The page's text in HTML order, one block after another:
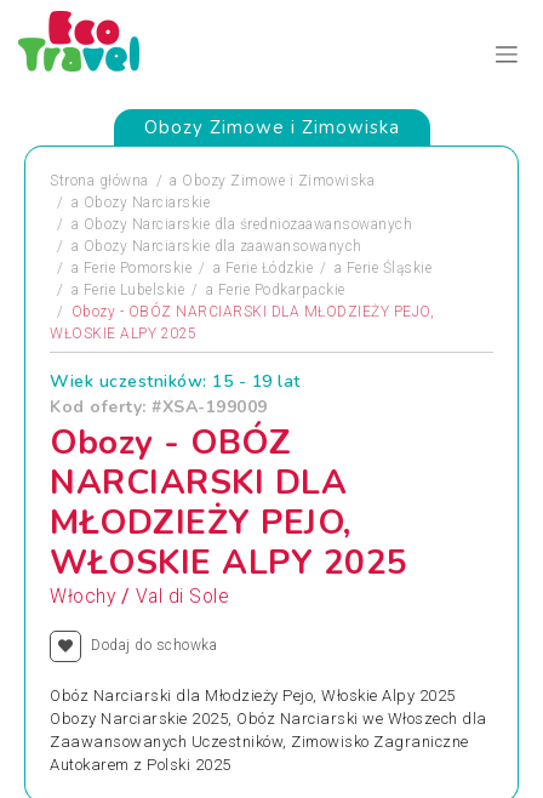
Obozy Zimowe i Zimowiska
Strona główna a Obozy Zimowe i Zimowiska
a Obozy Narciarskie
a Obozy Narciarskie dla średniozaawansowanych
a Obozy Narciarskie dla zaawansowanych
a Ferie Pomorskie a Ferie Łódzkie a Ferie Śląskie
a Ferie Lubelskie a Ferie Podkarpackie
Obozy - OBÓZ NARCIARSKI DLA MŁODZIEŻY PEJO,
WŁOSKIE ALPY 2025
Wiek uczestników: 15 - 19 lat
Kod oferty: #XSA-199009
Obozy - OBÓZ
NARCIARSKI DLA
MŁODZIEŻY PEJO,
WŁOSKIE ALPY 2025
Włochy / Val di Sole
Dodaj do schowka
Obóz Narciarski dla Młodzieży Pejo, Włoskie Alpy 2025
Obozy Narciarskie 2025, Obóz Narciarski we Włoszech dla
Zaawansowanych Uczestników, Zimowisko Zagraniczne
Autokarem z Polski 2025